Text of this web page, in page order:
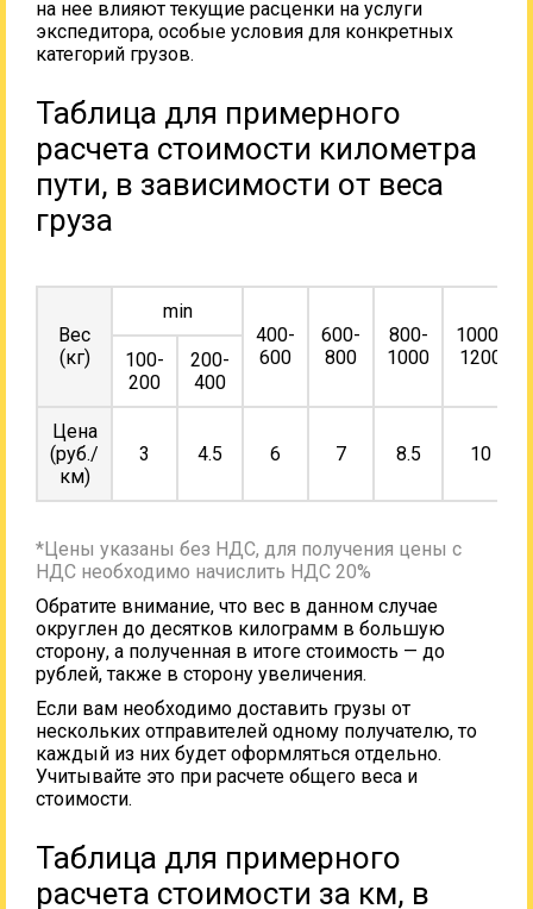
на нее влияют текущие расценки на услуги
экспедитора, особые условия для конкретных
категорий грузов.
Таблица для примерного
расчета стоимости километра
пути, в зависимости от веса
груза
Вес
(кг)
min
400-
600
600-
800
800-
1000
1000-
1200
100-
200
200-
400
Цена
(руб./
км)
3 4.5 6 7 8.5 10
*Цены указаны без НДС, для получения цены с
НДС необходимо начислить НДС 20%
Обратите внимание, что вес в данном случае
округлен до десятков килограмм в большую
сторону, а полученная в итоге стоимость — до
рублей, также в сторону увеличения.
Если вам необходимо доставить грузы от
нескольких отправителей одному получателю, то
каждый из них будет оформляться отдельно.
Учитывайте это при расчете общего веса и
стоимости.
Таблица для примерного
расчета стоимости за км, в